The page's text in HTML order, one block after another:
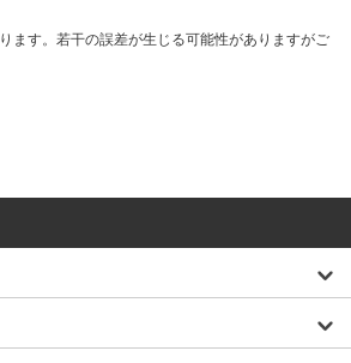
ます。若干の誤差が生じる可能性がありますがご